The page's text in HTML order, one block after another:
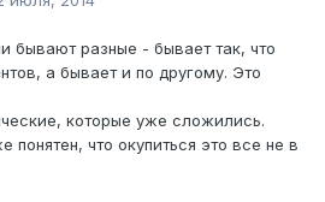
бывают разные - бывает так, что
а бывает и по другому. Это
которые уже сложились.
понятен, что окупиться это все не в